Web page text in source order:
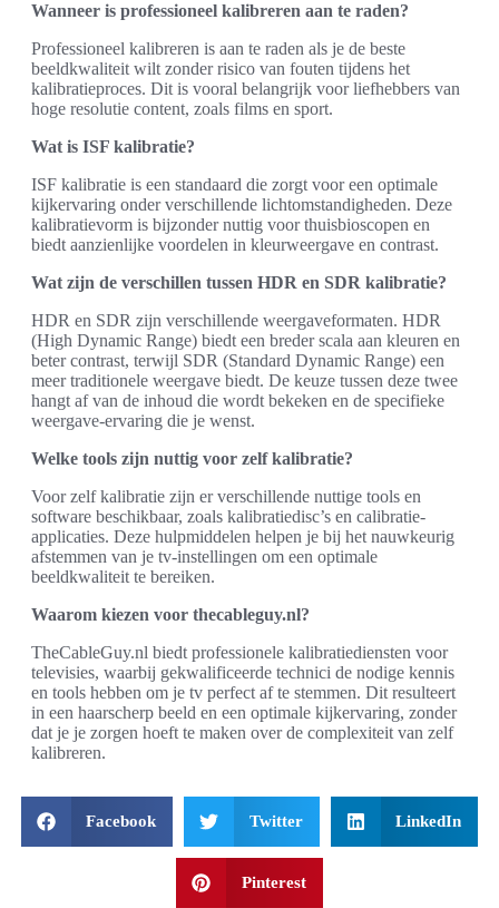
Wanneer is professioneel kalibreren aan te raden?
Professioneel kalibreren is aan te raden als je de beste
beeldkwaliteit wilt zonder risico van fouten tijdens het
kalibratieproces. Dit is vooral belangrijk voor liefhebbers van
hoge resolutie content, zoals films en sport.
Wat is ISF kalibratie?
ISF kalibratie is een standaard die zorgt voor een optimale
kijkervaring onder verschillende lichtomstandigheden. Deze
kalibratievorm is bijzonder nuttig voor thuisbioscopen en
biedt aanzienlijke voordelen in kleurweergave en contrast.
Wat zijn de verschillen tussen HDR en SDR kalibratie?
HDR en SDR zijn verschillende weergaveformaten. HDR
(High Dynamic Range) biedt een breder scala aan kleuren en
beter contrast, terwijl SDR (Standard Dynamic Range) een
meer traditionele weergave biedt. De keuze tussen deze twee
hangt af van de inhoud die wordt bekeken en de specifieke
weergave-ervaring die je wenst.
Welke tools zijn nuttig voor zelf kalibratie?
Voor zelf kalibratie zijn er verschillende nuttige tools en
software beschikbaar, zoals kalibratiedisc’s en calibratie-
applicaties. Deze hulpmiddelen helpen je bij het nauwkeurig
afstemmen van je tv-instellingen om een optimale
beeldkwaliteit te bereiken.
Waarom kiezen voor thecableguy.nl?
TheCableGuy.nl biedt professionele kalibratiediensten voor
televisies, waarbij gekwalificeerde technici de nodige kennis
en tools hebben om je tv perfect af te stemmen. Dit resulteert
in een haarscherp beeld en een optimale kijkervaring, zonder
dat je je zorgen hoeft te maken over de complexiteit van zelf
kalibreren.
Facebook Twitter LinkedIn
Pinterest